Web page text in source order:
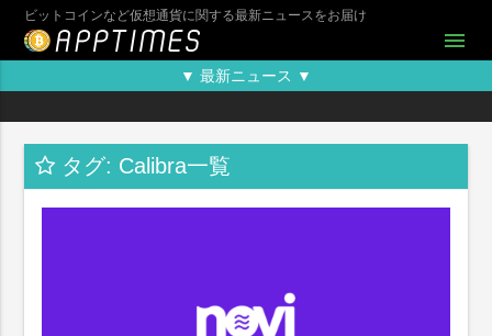
ビットコインなど仮想通貨に関する最新ニュースをお届け
menu
▼ 最新ニュース ▼
タグ: Calibra一覧